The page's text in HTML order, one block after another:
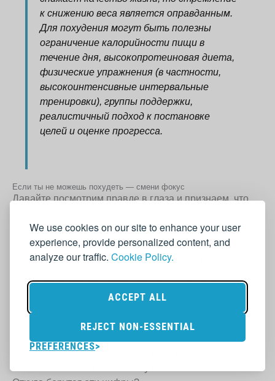
We use cookies on our site to enhance your user
experience, provide personalized content, and
analyze our traffic. Cookie Policy.
ACCEPT ALL
REJECT NON-ESSENTIAL
PREFERENCES
к снижению веса является оправданным.
Для похудения могут быть полезны
ограничение калорийности пищи в
течение дня, высокопротеиновая диета,
физические упражнения (в частности,
высокоинтенсивные интервальные
тренировки), группы поддержки,
реалистичный подход к постановке
целей и оценке прогресса.
Если ты не можешь похудеть — смени фокус
Давайте посмотрим правде в глаза и признаем, что
внешний вид, а не здоровье.
Когда ты говоришь «хочу похудеть на 5, 10 кг», скорее
И не имеет значения, что ты уже похудела на 10 кг,
поскольку все еще осталось 5 кг до цели, которую ты